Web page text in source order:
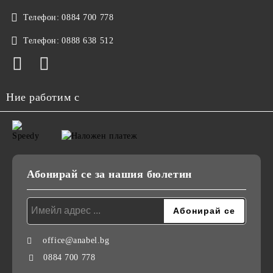
Телефон: 0884 700 778
Телефон: 0888 638 512
Ние работим с
Абонирай се за нашия бюлетин
office@anabel.bg
0884 700 778